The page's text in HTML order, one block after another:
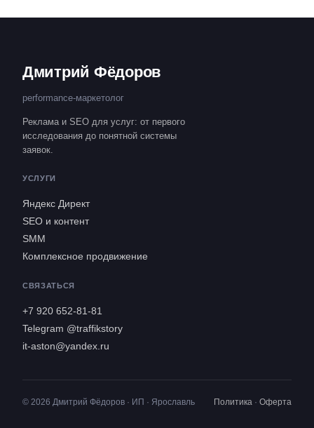
Дмитрий Фёдоров
performance-маркетолог
Реклама и SEO для услуг: от первого
исследования до понятной системы
заявок.
УСЛУГИ
Яндекс Директ
SEO и контент
SMM
Комплексное продвижение
СВЯЗАТЬСЯ
+7 920 652-81-81
Telegram @traffikstory
it-aston@yandex.ru
© 2026 Дмитрий Фёдоров · ИП · Ярославль Политика · Оферта